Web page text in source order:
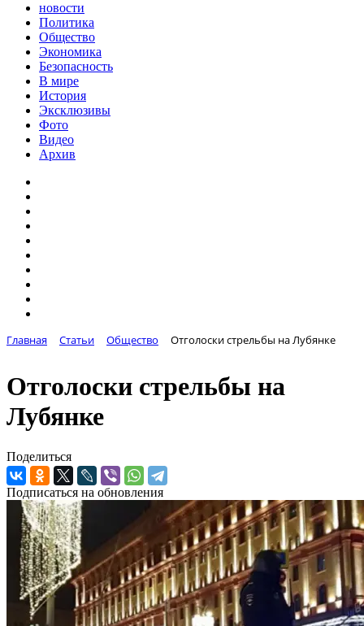
новости
Политика
Общество
Экономика
Безопасность
В мире
История
Эксклюзивы
Фото
Видео
Архив
Главная Статьи Общество Отголоски стрельбы на Лубянке
Отголоски стрельбы на
Лубянке
Поделиться
Подписаться на обновления